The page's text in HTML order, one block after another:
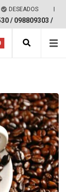
DESEADOS |
/ 098809303 /